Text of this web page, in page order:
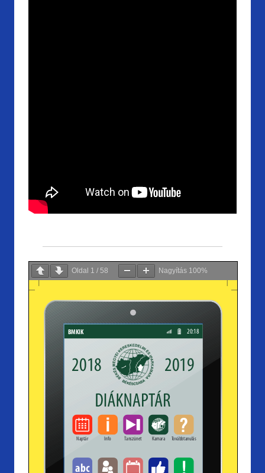
Oldal 1 / 58 Nagyítás 100%